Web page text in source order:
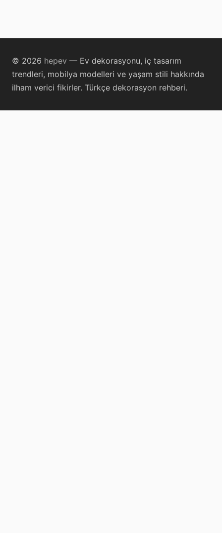
© 2026 hepev — Ev dekorasyonu, iç tasarım
trendleri, mobilya modelleri ve yaşam stili hakkında
ilham verici fikirler. Türkçe dekorasyon rehberi.